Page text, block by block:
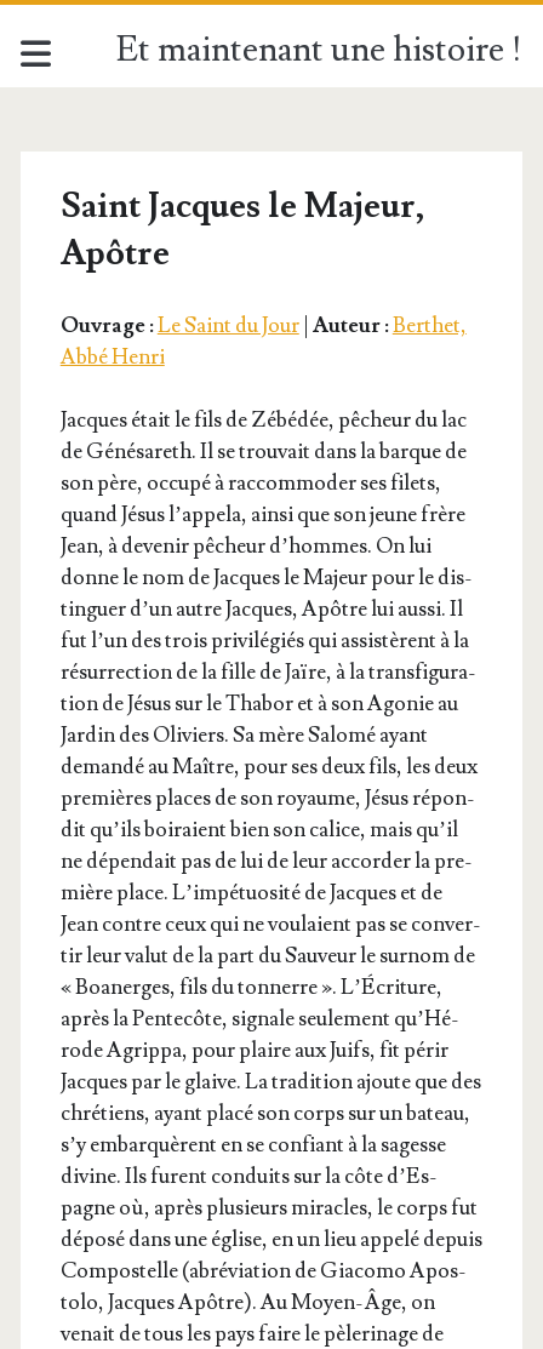
Et maintenant une histoire !
Saint Jacques le Majeur,
Apôtre
Ouvrage :Le Saint du Jour| Auteur :Berthet,
Abbé Henri
Jacques était le fils de Zébé­dée, pêcheur du lac
de Géné­sa­reth. Il se trou­vait dans la barque de
son père, occu­pé à rac­com­mo­der ses filets,
quand Jésus l’ap­pe­la, ain­si que son jeune frère
Jean, à deve­nir pêcheur d’hommes. On lui
donne le nom de Jacques le Majeur pour le dis­
tin­guer d’un autre Jacques, Apôtre lui aus­si. Il
fut l’un des trois pri­vi­lé­giés qui assis­tèrent à la
résur­rec­tion de la fille de Jaïre, à la trans­fi­gu­ra­
tion de Jésus sur le Tha­bor et à son Ago­nie au
Jar­din des Oli­viers. Sa mère Salo­mé ayant
deman­dé au Maître, pour ses deux fils, les deux
pre­mières places de son royaume, Jésus répon­
dit qu’ils boi­raient bien son calice, mais qu’il
ne dépen­dait pas de lui de leur accor­der la pre­
mière place. L’im­pé­tuo­si­té de Jacques et de
Jean contre ceux qui ne vou­laient pas se conver­
tir leur valut de la part du Sau­veur le sur­nom de
« Boa­nerges, fils du ton­nerre ». L’É­cri­ture,
après la Pen­te­côte, signale seule­ment qu’­Hé­
rode Agrip­pa, pour plaire aux Juifs, fit périr
Jacques par le glaive. La tra­di­tion ajoute que des
chré­tiens, ayant pla­cé son corps sur un bateau,
s’y embar­quèrent en se confiant à la sagesse
divine. Ils furent conduits sur la côte d’Es­
pagne où, après plu­sieurs miracles, le corps fut
dépo­sé dans une église, en un lieu appe­lé depuis
Com­pos­telle (abré­via­tion de Gia­co­mo Apos­
to­lo, Jacques Apôtre). Au Moyen-Âge, on
venait de tous les pays faire le pèle­ri­nage de